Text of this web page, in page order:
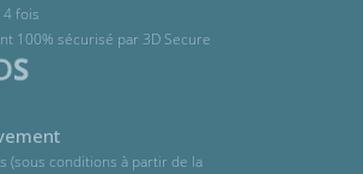
4 fois
100% sécurisé par 3D Secure
(sous conditions à partir de la